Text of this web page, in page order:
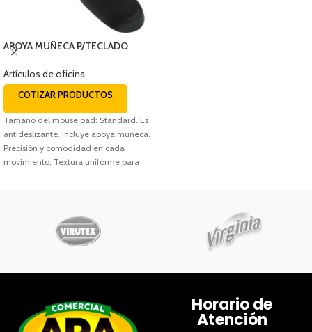
APOYA MUÑECA P/TECLADO
FOAM NEGRO Kensington
Artículos de oficina
COTIZAR PRODUCTOS
Tamaño del mouse pad: Standard. Es
antideslizante. Incluye apoya muñeca.
Precisión y comodidad en cada
movimiento. Textura uniforme para
Horario de
Atención